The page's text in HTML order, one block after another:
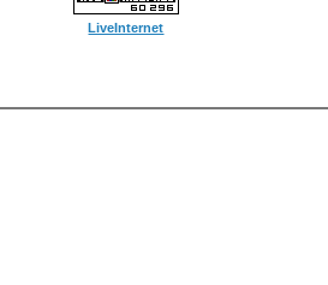
LiveInternet